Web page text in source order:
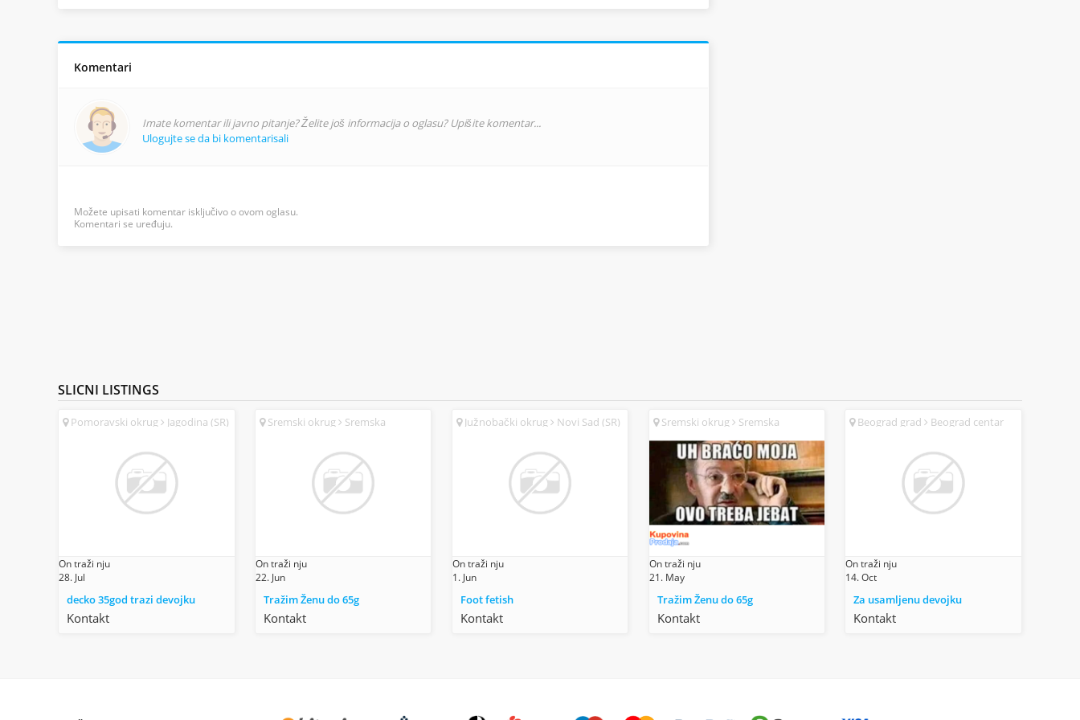
Komentari
Imate komentar ili javno pitanje? Želite još informacija o oglasu? Upišite komentar...
Ulogujte se da bi komentarisali
Možete upisati komentar isključivo o ovom oglasu.
Komentari se uređuju.
SLICNI LISTINGS
Pomoravski okrug Jagodina (SR)
On traži nju
28. Jul
decko 35god trazi devojku
Kontakt
Sremski okrug Sremska
On traži nju
22. Jun
Tražim Ženu do 65g
Kontakt
Južnobački okrug Novi Sad (SR)
On traži nju
1. Jun
Foot fetish
Kontakt
Sremski okrug
Sremska
On traži nju
21. May
Tražim Ženu do 65g
Kontakt
Beograd grad Beograd centar
On traži nju
14. Oct
Za usamljenu devojku
Kontakt